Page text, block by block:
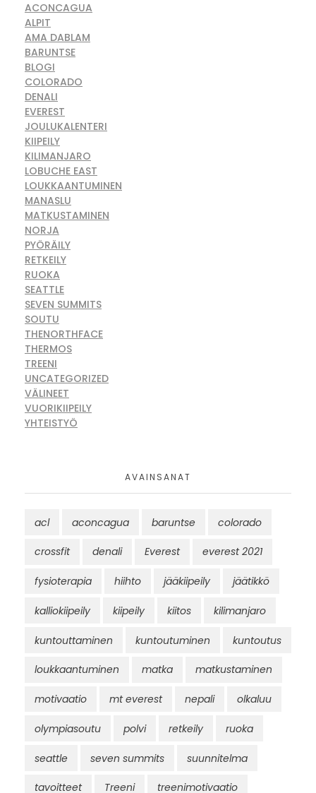
ACONCAGUA
ALPIT
AMA DABLAM
BARUNTSE
BLOGI
COLORADO
DENALI
EVEREST
JOULUKALENTERI
KIIPEILY
KILIMANJARO
LOBUCHE EAST
LOUKKAANTUMINEN
MANASLU
MATKUSTAMINEN
NORJA
PYÖRÄILY
RETKEILY
RUOKA
SEATTLE
SEVEN SUMMITS
SOUTU
THENORTHFACE
THERMOS
TREENI
UNCATEGORIZED
VÄLINEET
VUORIKIIPEILY
YHTEISTYÖ
AVAINSANAT
acl aconcagua baruntse colorado
crossfit denali Everest everest 2021
fysioterapia hiihto jääkiipeily jäätikkö
kalliokiipeily kiipeily kiitos kilimanjaro
kuntouttaminen kuntoutuminen kuntoutus
loukkaantuminen matka matkustaminen
motivaatio mt everest nepali olkaluu
olympiasoutu polvi retkeily ruoka
seattle seven summits suunnitelma
tavoitteet Treeni treenimotivaatio